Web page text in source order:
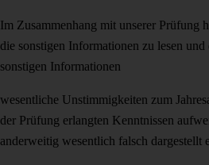
Im Zusammenhang mit unserer Prüfung
die sonstigen Informationen zu lesen
sonstigen Informationen
wesentliche Unstimmigkeiten zum
der Prü­fung erlangten Kenntnissen
anderweitig wesentlich falsch dargestellt